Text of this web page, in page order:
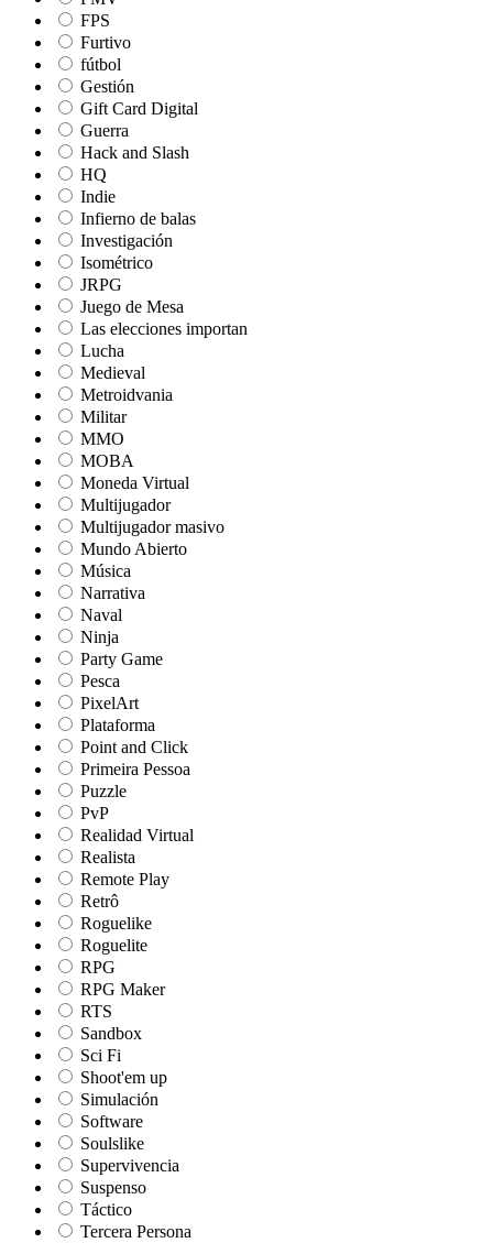
FPS
Furtivo
fútbol
Gestión
Gift Card Digital
Guerra
Hack and Slash
HQ
Indie
Infierno de balas
Investigación
Isométrico
JRPG
Juego de Mesa
Las elecciones importan
Lucha
Medieval
Metroidvania
Militar
MMO
MOBA
Moneda Virtual
Multijugador
Multijugador masivo
Mundo Abierto
Música
Narrativa
Naval
Ninja
Party Game
Pesca
PixelArt
Plataforma
Point and Click
Primeira Pessoa
Puzzle
PvP
Realidad Virtual
Realista
Remote Play
Retrô
Roguelike
Roguelite
RPG
RPG Maker
RTS
Sandbox
Sci Fi
Shoot'em up
Simulación
Software
Soulslike
Supervivencia
Suspenso
Táctico
Tercera Persona